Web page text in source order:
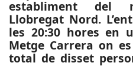
establiment del
Llobregat Nord.
les 20:30 hores en
Metge Carrera on
total de disset